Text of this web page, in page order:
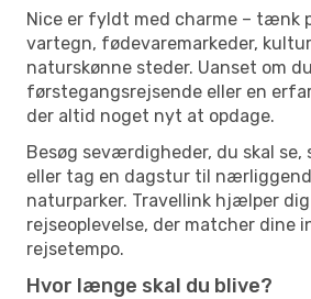
Nice er fyldt med charme – tænk
vartegn, fødevaremarkeder,
naturskønne steder. Uanset om
førstegangsrejsende eller en
der altid noget nyt at opdage.
Besøg seværdigheder, du skal se,
eller tag en dagstur til
naturparker. Travellink hjælper
rejseoplevelse, der matcher dine
rejsetempo.
Hvor længe skal du blive?